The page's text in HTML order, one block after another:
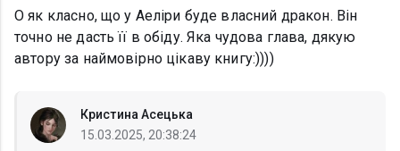
О як класно, що у Аеліри буде власний дракон. Він
точно не дасть її в обіду. Яка чудова глава, дякую
автору за наймовірно цікаву книгу:))))
Кристина Асецька
15.03.2025, 20:38:24